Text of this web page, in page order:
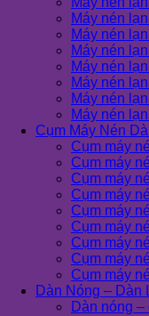
Máy nén
Máy nén
Máy nén
Máy nén
Máy nén
Máy nén
Máy nén
Cụm Máy Nén
Cụm máy
Cụm máy
Cụm máy
Cụm máy
Cụm máy
Cụm máy
Cụm máy
Cụm máy
Cụm máy
Dàn Nóng – Dàn
Dàn nóng